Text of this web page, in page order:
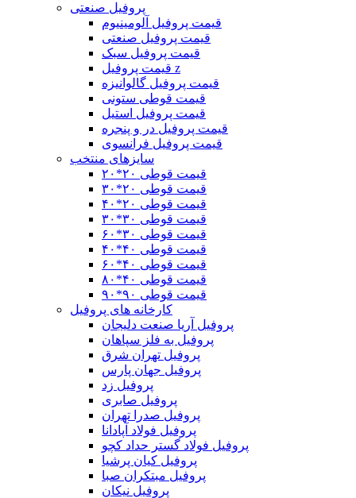
پروفیل صنعتی
قیمت پروفیل آلومینیوم
قیمت پروفیل صنعتی
قیمت پروفیل سبک
قیمت پروفیل z
قیمت پروفیل گالوانیزه
قیمت قوطی ستونی
قیمت پروفیل استیل
قیمت پروفیل در و پنجره
قیمت پروفیل فرانسوی
سایزهای منتخب
قیمت قوطی ۲٠*۲٠
قیمت قوطی ۲۰*۳۰
قیمت قوطی ۲۰*۴۰
قیمت قوطی ۳۰*۳۰
قیمت قوطی ۳۰*۶۰
قیمت قوطی ۴٠*۴٠
قیمت قوطی ۴۰*۶۰
قیمت قوطی ۴٠*٨٠
قیمت قوطی ۹۰*۹۰
کارخانه های پروفیل
پروفیل آریا صنعت دلیجان
پروفیل به فلز سپاهان
پروفیل تهران شرق
پروفیل جهان پارس
پروفیل زد
پروفیل صابری
پروفیل صدرا تهران
پروفیل فولاد آپادانا
پروفیل فولاد گستر حداد کچو
پروفیل کیان پرشیا
پروفیل مبتکران صبا
پروفیل نیکان